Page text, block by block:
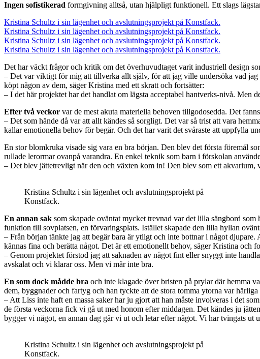
Ingen sofistikerad formgivning alltså, utan hjälpligt funktionell. Ett slags
Kristina Schultz i sin lägenhet och avslutningsprojekt på Konstfack.
Kristina Schultz i sin lägenhet och avslutningsprojekt på Konstfack.
Kristina Schultz i sin lägenhet och avslutningsprojekt på Konstfack.
Kristina Schultz i sin lägenhet och avslutningsprojekt på Konstfack.
Det har väckt frågor och kritik om det överhuvudtaget varit industriell design
– Det var viktigt för mig att tillverka allt själv, för att jag ville undersöka vad
köpt någon av dem, säger Kristina med ett skratt och fortsätter:
– I det här projektet har det handlat om lägsta acceptabel hantverks-nivå. Men
Efter två veckor var de mest akuta materiella behoven tillgodosedda. Det
– Det som hände då var att allt kändes så sorgligt. Det var så trist att vara
kallar emotionella behov för begär. Och det har varit det svåraste att uppfylla
En stor blomkruka visade sig vara en bra början. Den blev det första föremål
rullade lerormar ovanpå varandra. En enkel teknik som barn i förskolan
– Det blev jättetrevligt när den och växten kom in! Den blev som ett akvarium,
Kristina Schultz i sin lägenhet och avslutningsprojekt på
Konstfack.
En annan sak som skapade oväntat mycket trevnad var det lilla sängbord
funktion till sovplatsen, en förvaringsplats. Istället skapade den lilla hyllan
– Från början tänkte jag att begär bara är ytligt och inte bottnar i något
kännas fina och berätta något. Det är ett emotionellt behov, säger Kristina och
– Genom projektet förstod jag att saknaden av något fint eller snyggt inte
avskalat och vi klarar oss. Men vi mår inte bra.
En som dock mådde bra och inte klagade över bristen på prylar där hemma
dem, byggnader och fartyg och han tyckte att de stora tomma ytorna var
– Att Liss inte haft en massa saker har ju gjort att han måste involveras i det
de första veckorna fick vi gå ut med honom efter middagen. Det kändes ju
bygger vi något, en annan dag går vi ut och letar efter något. Vi har tvingats
Kristina Schultz i sin lägenhet och avslutningsprojekt på
Konstfack.